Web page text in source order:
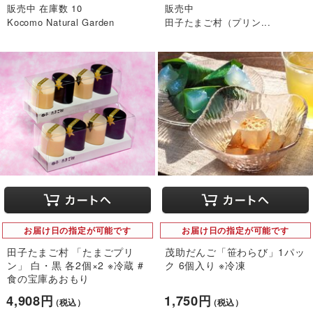
販売中 在庫数 10
Kocomo Natural Garden
販売中
田子たまご村（プリン...
お届け日の指定が可能です
田子たまご村 「たまごプリ
ン」 白・黒 各2個×2 ※冷蔵 #
食の宝庫あおもり
4,908円（税込）
お届け日の指定が可能です
茂助だんご「笹わらび」1パッ
ク 6個入り ※冷凍
1,750円（税込）